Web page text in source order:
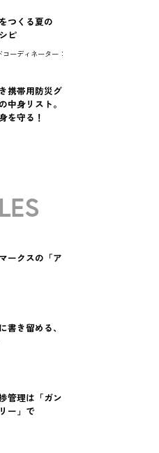
つくる夏の
ピ
ーディネーター：
携帯用防災グ
中身リスト。
を守る！
ークスの「ア
書き留める、
管理は「ガン
ー」で